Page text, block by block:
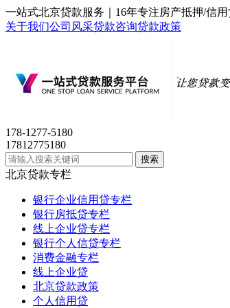
一站式北京贷款服务｜16年专注房产抵押/信
关于我们公司风采贷款咨询贷款政策
178-1277-5180
17812775180
北京贷款专栏
银行企业信用贷专栏
银行房抵贷专栏
线上企业贷专栏
银行个人信贷专栏
消费金融专栏
线上企业贷
北京贷款政策
个人信用贷